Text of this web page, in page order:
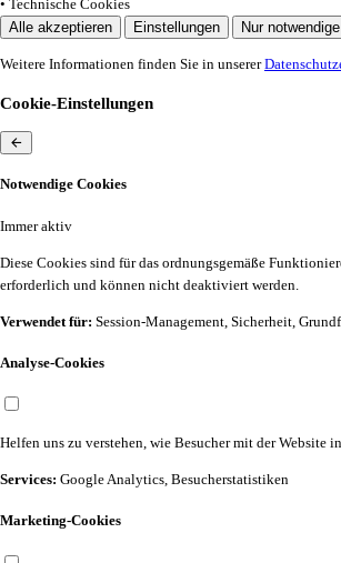
• Technische Cookies
Alle akzeptieren
Einstellungen Nur notwendige
Weitere Informationen finden Sie in unserer
Cookie-Einstellungen
Notwendige Cookies
Immer aktiv
Diese Cookies sind für das ordnungsgemäße
erforderlich und können nicht deaktiviert werden.
Verwendet für: Session-Management, Sicherheit,
Analyse-Cookies
Helfen uns zu verstehen, wie Besucher mit der Website
Services: Google Analytics, Besucherstatistiken
Marketing-Cookies